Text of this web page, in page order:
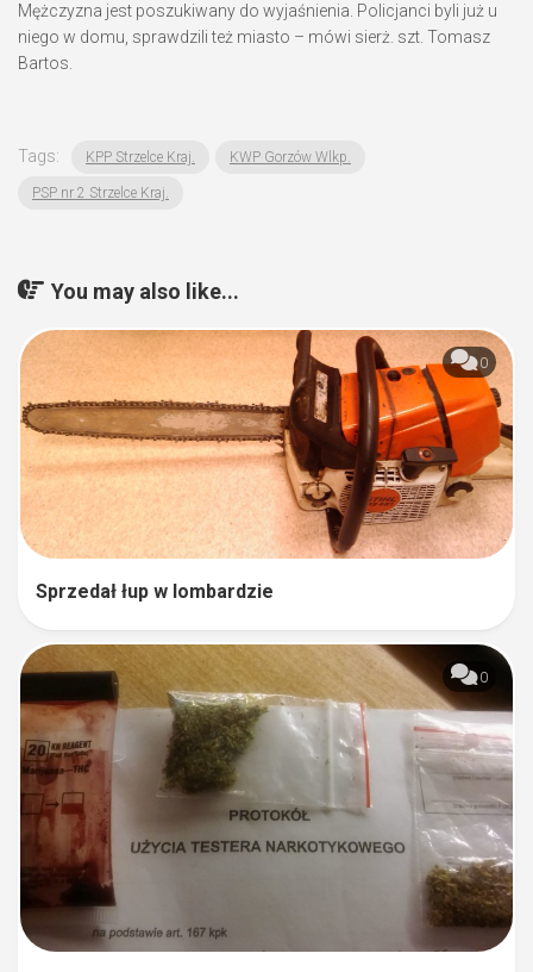
Mężczyzna jest poszukiwany do wyjaśnienia. Policjanci byli już u
niego w domu, sprawdzili też miasto – mówi sierż. szt. Tomasz
Bartos.
Tags: KPP Strzelce Kraj. KWP Gorzów Wlkp.
PSP nr 2 Strzelce Kraj.
You may also like...
0
Sprzedał łup w lombardzie
0